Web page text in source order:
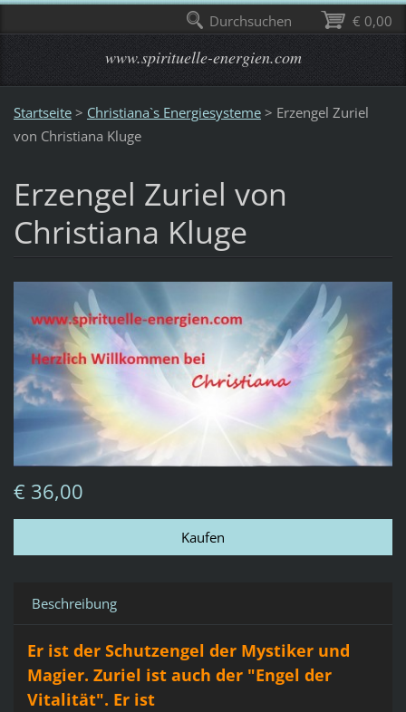
www.spirituelle-energien.com
Startseite > Christiana`s Energiesysteme > Erzengel Zuriel
von Christiana Kluge
Erzengel Zuriel von
Christiana Kluge
€ 36,00
Beschreibung
Er ist der Schutzengel der Mystiker und
Magier. Zuriel ist auch der "Engel der
Vitalität". Er ist
€ 0,00
Durchsuchen